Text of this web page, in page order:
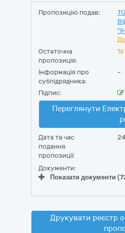
Пропозицію подав:
Остаточна
пропозиція:
Інформація про
субпідрядника:
-
Підпис:
Переглянути
Дата та час
подання
пропозиції:
Документи:
Показати документи
Друкувати реєстр